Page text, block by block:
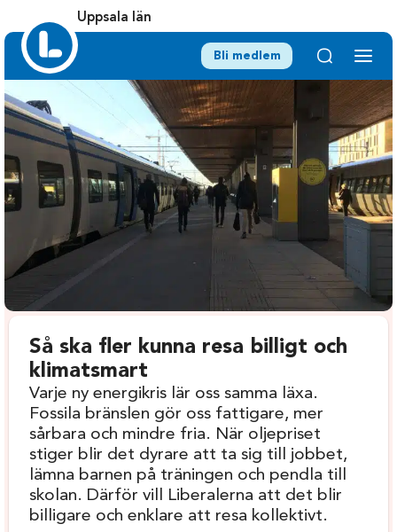
Uppsala län
Bli medlem
Så ska fler kunna resa billigt och
klimatsmart
Varje ny energikris lär oss samma läxa.
Fossila bränslen gör oss fattigare, mer
sårbara och mindre fria. När oljepriset
stiger blir det dyrare att ta sig till jobbet,
lämna barnen på träningen och pendla till
skolan. Därför vill Liberalerna att det blir
billigare och enklare att resa kollektivt.